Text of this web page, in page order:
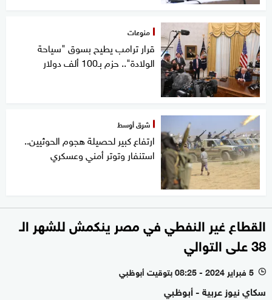
منوعات
قرار ترامب يطيح بسوق "سياحة
الولادة".. حزم بـ100 ألف دولار
شرق أوسط
ارتفاع كبير لحصيلة هجوم الحوثيين..
استنفار وتوتر أمني وعسكري
القطاع غير النفطي في مصر ينكمش للشهر الـ
38 على التوالي
l 5 فبراير 2024 - 08:25 بتوقيت أبوظبي
سكاي نيوز عربية - أبوظبي